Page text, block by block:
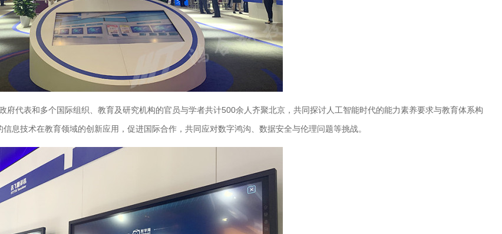
府代表和多个国际组织、教育及研究机构的官员与学者共计500余人齐聚北京，共同探讨人工智能时代的能力素养要求与教育体系构
息技术在教育领域的创新应用，促进国际合作，共同应对数字鸿沟、数据安全与伦理问题等挑战。